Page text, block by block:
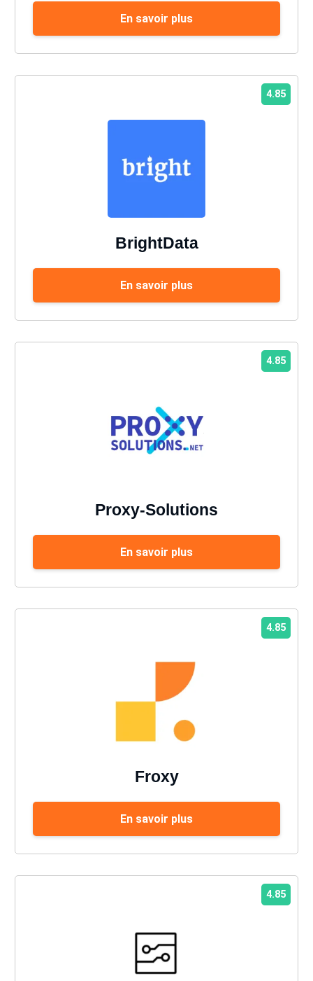
En savoir plus
4.85
BrightData
En savoir plus
4.85
Proxy-Solutions
En savoir plus
4.85
Froxy
En savoir plus
4.85